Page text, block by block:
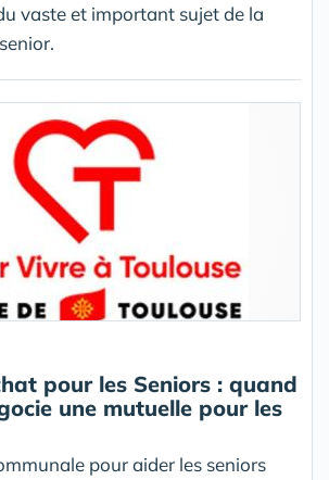
vaste et important sujet de la
pour les Seniors : quand
une mutuelle pour les
pour aider les seniors